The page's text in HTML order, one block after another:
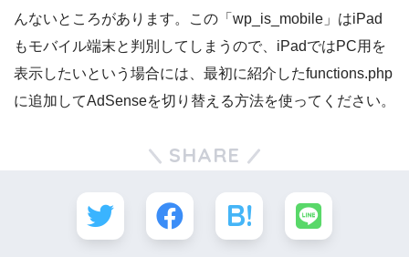
んないところがあります。この「wp_is_mobile」はiPad
もモバイル端末と判別してしまうので、iPadではPC用を
表示したいという場合には、最初に紹介したfunctions.php
に追加してAdSenseを切り替える方法を使ってください。
SHARE